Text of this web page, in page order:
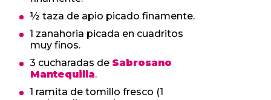
½ taza de apio picado finamente.
1 zanahoria picada en cuadritos
muy finos.
3 cucharadas de Sabrosano
Mantequilla.
1 ramita de tomillo fresco (1